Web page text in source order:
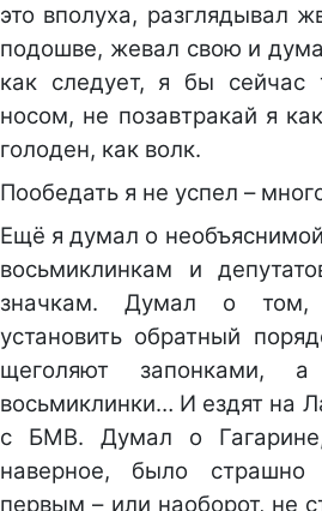
это вполуха, разглядывал
подошве, жевал свою и
как следует, я бы сейчас
носом, не позавтракай я
голоден, как волк.
Пообедать я не успел –
Ещё я думал о
восьмиклинкам и
значкам. Думал о
установить обратный
щеголяют запонками,
восьмиклинки… И ездят на
с БМВ. Думал о
наверное, было
первым – или наоборот, не